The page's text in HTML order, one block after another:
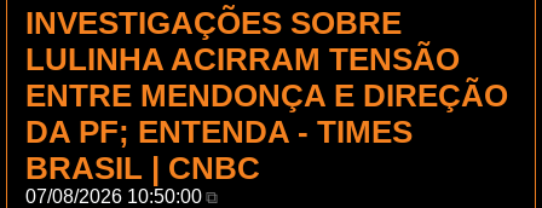
INVESTIGAÇÕES SOBRE
LULINHA ACIRRAM TENSÃO
ENTRE MENDONÇA E DIREÇÃO
DA PF; ENTENDA - TIMES
BRASIL | CNBC
07/08/2026 10:50:00⧉